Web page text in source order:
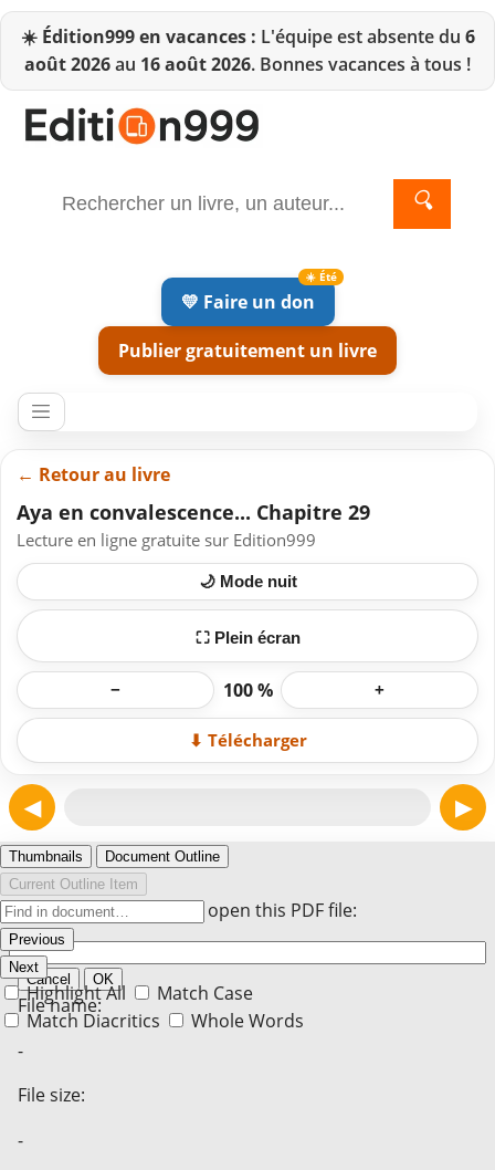
☀️ Édition999 en vacances : L'équipe est absente du 6
août 2026au 16 août 2026. Bonnes vacances à tous !
🔍
💛 Faire un don
Publier gratuitement un livre
← Retour au livre
Aya en convalescence... Chapitre 29
Lecture en ligne gratuite sur Edition999
🌙 Mode nuit
⛶ Plein écran
− 100 % +
⬇ Télécharger
◀ ▶
Thumbnails
Document Outline
Current Outline Item
Previous
Next
Highlight All
Match Case
Match Diacritics
Whole Words
Enter the password to open this PDF file:
Cancel OK
File name:
-
File size:
-